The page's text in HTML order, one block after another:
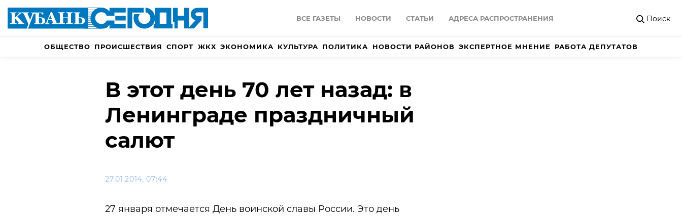
ВСЕ ГАЗЕТЫ НОВОСТИ СТАТЬИ АДРЕСА РАСПРОСТРАНЕНИЯ Поиск
ОБЩЕСТВО ПРОИСШЕСТВИЯ СПОРТ ЖКХ ЭКОНОМИКА КУЛЬТУРА ПОЛИТИКА НОВОСТИ РАЙОНОВ ЭКСПЕРТНОЕ МНЕНИЕ РАБОТА ДЕПУТАТОВ
В этот день 70 лет назад: в
Ленинграде праздничный
салют
27.01.2014, 07:44
27 января отмечается День воинской славы России. Это день